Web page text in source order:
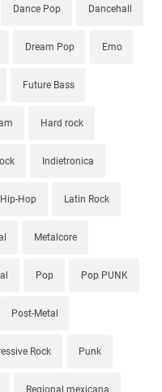
Dance Pop Dancehall
Dream Pop Emo
Future Bass
Hard rock
Indietronica
Hop Latin Rock
Metalcore
Pop Pop PUNK
Post-Metal
Rock Punk
Regional mexicana